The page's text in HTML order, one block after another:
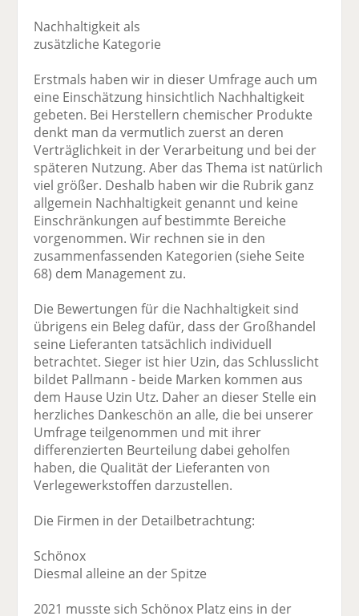
Nachhaltigkeit als
zusätzliche Kategorie
Erstmals haben wir in dieser Umfrage auch um
eine Einschätzung hinsichtlich Nachhaltigkeit
gebeten. Bei Herstellern chemischer Produkte
denkt man da vermutlich zuerst an deren
Verträglichkeit in der Verarbeitung und bei der
späteren Nutzung. Aber das Thema ist natürlich
viel größer. Deshalb haben wir die Rubrik ganz
allgemein Nachhaltigkeit genannt und keine
Einschränkungen auf bestimmte Bereiche
vorgenommen. Wir rechnen sie in den
zusammenfassenden Kategorien (siehe Seite
68) dem Management zu.
Die Bewertungen für die Nachhaltigkeit sind
übrigens ein Beleg dafür, dass der Großhandel
seine Lieferanten tatsächlich individuell
betrachtet. Sieger ist hier Uzin, das Schlusslicht
bildet Pallmann - beide Marken kommen aus
dem Hause Uzin Utz. Daher an dieser Stelle ein
herzliches Dankeschön an alle, die bei unserer
Umfrage teilgenommen und mit ihrer
differenzierten Beurteilung dabei geholfen
haben, die Qualität der Lieferanten von
Verlegewerkstoffen darzustellen.
Die Firmen in der Detailbetrachtung:
Schönox
Diesmal alleine an der Spitze
2021 musste sich Schönox Platz eins in der